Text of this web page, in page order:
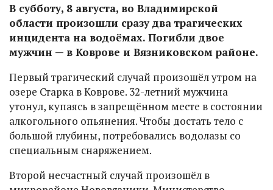
В субботу, 8 августа, во Владимирской
области произошли сразу два трагических
инцидента на водоёмах. Погибли двое
мужчин — в Коврове и Вязниковском районе.
Первый трагический случай произошёл утром на
озере Старка в Коврове. 32-летний мужчина
утонул, купаясь в запрещённом месте в состоянии
алкогольного опьянения. Чтобы достать тело с
большой глубины, потребовались водолазы со
специальным снаряжением.
Второй несчастный случай произошёл в